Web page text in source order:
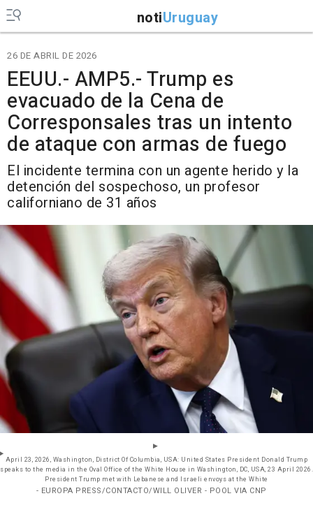
notiUruguay
26 DE ABRIL DE 2026
EEUU.- AMP5.- Trump es
evacuado de la Cena de
Corresponsales tras un intento
de ataque con armas de fuego
El incidente termina con un agente herido y la
detención del sospechoso, un profesor
californiano de 31 años
April 23, 2026, Washington, District Of Columbia, USA: United States President Donald Trump
speaks to the media in the Oval Office of the White House in Washington, DC, USA, 23 April 2026.
President Trump met with Lebanese and Israeli envoys at the White
- EUROPA PRESS/CONTACTO/WILL OLIVER - POOL VIA CNP